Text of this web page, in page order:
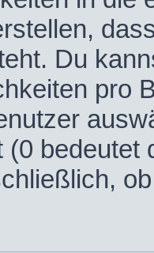
Du
pro
(0 bedeutet